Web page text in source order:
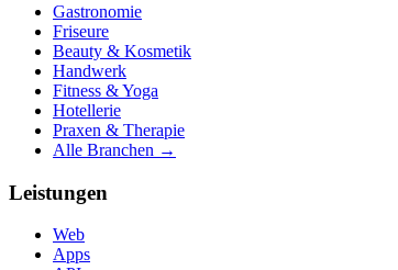
Gastronomie
Friseure
Beauty & Kosmetik
Handwerk
Fitness & Yoga
Hotellerie
Praxen & Therapie
Alle Branchen →
Leistungen
Web
Apps